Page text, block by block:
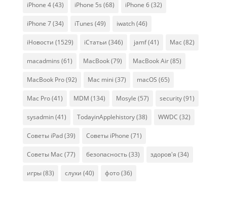
iPhone 4(43) iPhone 5s (68) iPhone 6(32)
iPhone 7(34) iTunes (49) iwatch(46)
iНовости (1529) iСтатьи (346) jamf(41) Mac (82)
macadmins (61) MacBook(79) MacBook Air(85)
MacBook Pro(92) Mac mini (37) macOS (65)
Mac Pro(41) MDM (134) Mosyle (57) security(91)
sysadmin(41) TodayinApplehistory(38) WWDC (32)
Советы iPad(39) Советы iPhone (71)
Советы Mac (77) безопасность(33) здоров'я (34)
игры(83) слухи (40) фото(36)